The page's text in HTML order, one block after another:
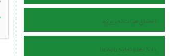
اعضای هیات تحریریه
بانک ها و نمایه نامه ها